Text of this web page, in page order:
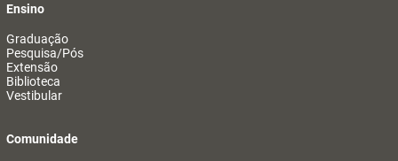
Ensino
Graduação
Pesquisa/Pós
Extensão
Biblioteca
Vestibular
Comunidade